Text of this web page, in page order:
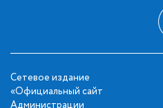
Сетевое издание
«Официальный сайт
Администрации